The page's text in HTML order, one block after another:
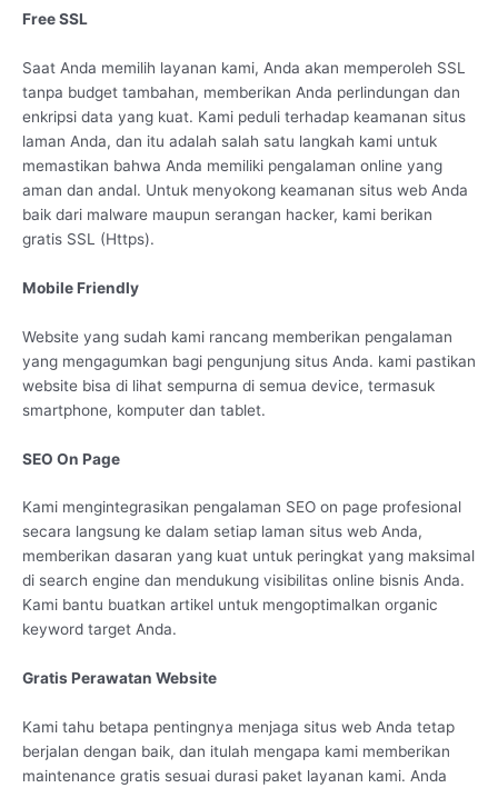
Free SSL
Saat Anda memilih layanan kami, Anda akan memperoleh SSL
tanpa budget tambahan, memberikan Anda perlindungan dan
enkripsi data yang kuat. Kami peduli terhadap keamanan situs
laman Anda, dan itu adalah salah satu langkah kami untuk
memastikan bahwa Anda memiliki pengalaman online yang
aman dan andal. Untuk menyokong keamanan situs web Anda
baik dari malware maupun serangan hacker, kami berikan
gratis SSL (Https).
Mobile Friendly
Website yang sudah kami rancang memberikan pengalaman
yang mengagumkan bagi pengunjung situs Anda. kami pastikan
website bisa di lihat sempurna di semua device, termasuk
smartphone, komputer dan tablet.
SEO On Page
Kami mengintegrasikan pengalaman SEO on page profesional
secara langsung ke dalam setiap laman situs web Anda,
memberikan dasaran yang kuat untuk peringkat yang maksimal
di search engine dan mendukung visibilitas online bisnis Anda.
Kami bantu buatkan artikel untuk mengoptimalkan organic
keyword target Anda.
Gratis Perawatan Website
Kami tahu betapa pentingnya menjaga situs web Anda tetap
berjalan dengan baik, dan itulah mengapa kami memberikan
maintenance gratis sesuai durasi paket layanan kami. Anda